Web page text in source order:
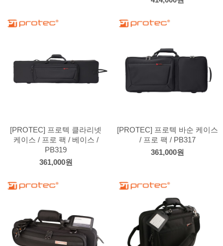
[PROTEC] 프로텍 클라리넷
케이스 / 프로 팩 / 베이스 /
PB319
361,000원
[PROTEC] 프로텍 바순 케이스
/ 프로 팩 / PB317
361,000원